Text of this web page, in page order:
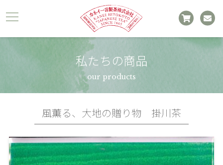
私たちの商品
our products
風薫る、大地の贈り物 掛川茶